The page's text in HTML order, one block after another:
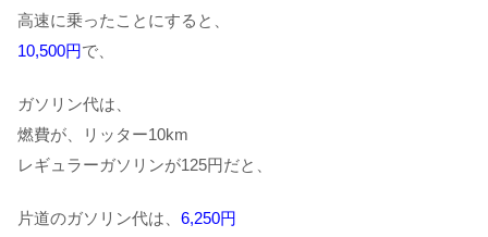
高速に乗ったことにすると、
10,500円で、
ガソリン代は、
燃費が、リッター10km
レギュラーガソリンが125円だと、
片道のガソリン代は、 6,250円